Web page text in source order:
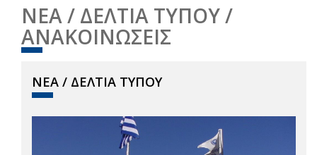
ΝΕΑ / ΔΕΛΤΙΑ ΤΥΠΟΥ /
ΑΝΑΚΟΙΝΩΣΕΙΣ
ΝΕΑ / ΔΕΛΤΙΑ ΤΥΠΟΥ